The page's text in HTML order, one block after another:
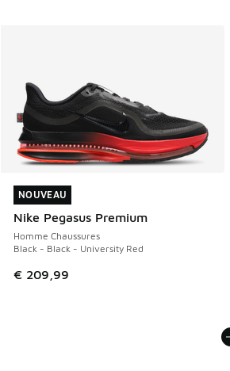
NOUVEAU
Nike Pegasus Premium
Homme Chaussures
Black - Black - University Red
€ 209,99
NOUVEAU